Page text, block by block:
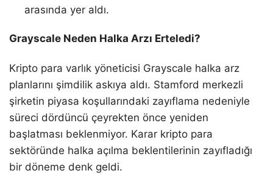
arasında yer aldı.
Grayscale Neden Halka Arzı Erteledi?
Kripto para varlık yöneticisi Grayscale halka arz
planlarını şimdilik askıya aldı. Stamford merkezli
şirketin piyasa koşullarındaki zayıflama nedeniyle
süreci dördüncü çeyrekten önce yeniden
başlatması beklenmiyor. Karar kripto para
sektöründe halka açılma beklentilerinin zayıfladığı
bir döneme denk geldi.